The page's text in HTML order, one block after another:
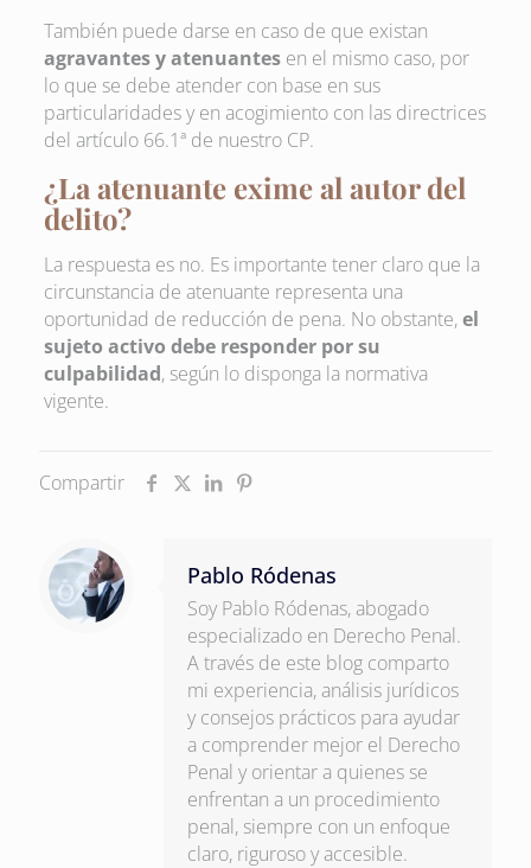
También puede darse en caso de que existan
agravantes y atenuantes en el mismo caso, por
lo que se debe atender con base en sus
particularidades y en acogimiento con las directrices
del artículo 66.1ª de nuestro CP.
¿La atenuante exime al autor del
delito?
La respuesta es no. Es importante tener claro que la
circunstancia de atenuante representa una
oportunidad de reducción de pena. No obstante,el
sujeto activo debe responder por su
culpabilidad, según lo disponga la normativa
vigente.
Compartir
Pablo Ródenas
Soy Pablo Ródenas, abogado
especializado en Derecho Penal.
A través de este blog comparto
mi experiencia, análisis jurídicos
y consejos prácticos para ayudar
a comprender mejor el Derecho
Penal y orientar a quienes se
enfrentan a un procedimiento
penal, siempre con un enfoque
claro, riguroso y accesible.